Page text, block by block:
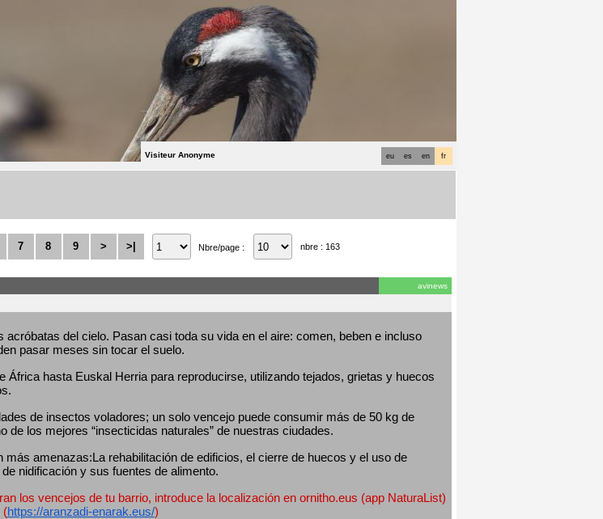
fr
en
es
eu
Visiteur Anonyme
7 8 9 > >| Nbre/page : nbre : 163
avinews
acróbatas del cielo. Pasan casi toda su vida en el aire: comen, beben e incluso
pasar meses sin tocar el suelo.
África hasta Euskal Herria para reproducirse, utilizando tejados, grietas y huecos
de insectos voladores; un solo vencejo puede consumir más de 50 kg de
de los mejores “insecticidas naturales” de nuestras ciudades.
más amenazas:La rehabilitación de edificios, el cierre de huecos y el uso de
nidificación y sus fuentes de alimento.
los vencejos de tu barrio, introduce la localización en ornitho.eus (app NaturaList)
(https://aranzadi-enarak.eus/)